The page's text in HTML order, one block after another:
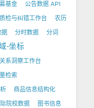
基金 公告数据 API
检与纠错工作台 农历
据 分时数据 分词
-坐标
系洞察工作台
检索
商品信息结构化
际院校数据 图书信息